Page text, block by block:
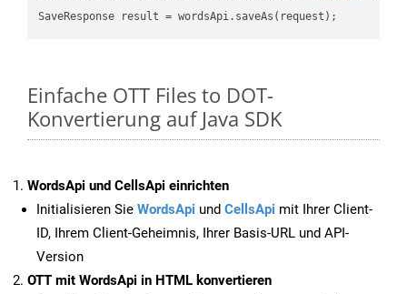
Einfache OTT Files to DOT-
Konvertierung auf Java SDK
WordsApi und CellsApi einrichten
Initialisieren Sie WordsApi und CellsApi mit Ihrer Client-
ID, Ihrem Client-Geheimnis, Ihrer Basis-URL und API-
Version
OTT mit WordsApi in HTML konvertieren